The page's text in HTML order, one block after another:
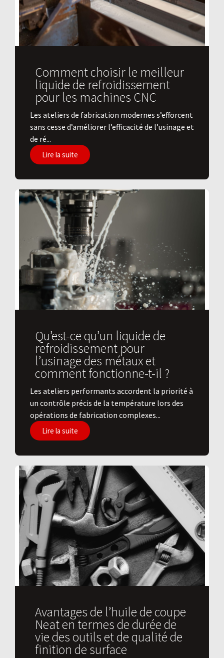
Comment choisir le meilleur
liquide de refroidissement
pour les machines CNC
Les ateliers de fabrication modernes s’efforcent
sans cesse d’améliorer l’efficacité de l’usinage et
de ré...
Lire la suite
Qu’est-ce qu’un liquide de
refroidissement pour
l’usinage des métaux et
comment fonctionne-t-il ?
Les ateliers performants accordent la priorité à
un contrôle précis de la température lors des
opérations de fabrication complexes...
Lire la suite
Avantages de l’huile de coupe
Neat en termes de durée de
vie des outils et de qualité de
finition de surface